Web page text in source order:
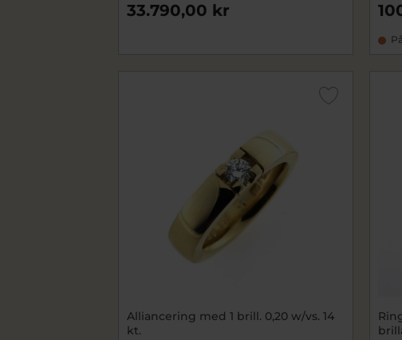
33.790,00 kr
Alliancering med 1 brill. 0,20 w/vs. 14
kt.
Ring